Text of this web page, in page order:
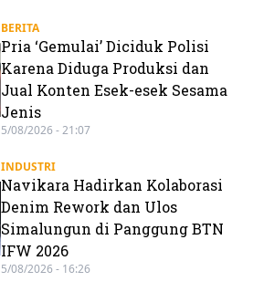
BERITA
Pria ‘Gemulai’ Diciduk Polisi
Karena Diduga Produksi dan
Jual Konten Esek-esek Sesama
Jenis
5/08/2026 - 21:07
INDUSTRI
Navikara Hadirkan Kolaborasi
Denim Rework dan Ulos
Simalungun di Panggung BTN
IFW 2026
5/08/2026 - 16:26